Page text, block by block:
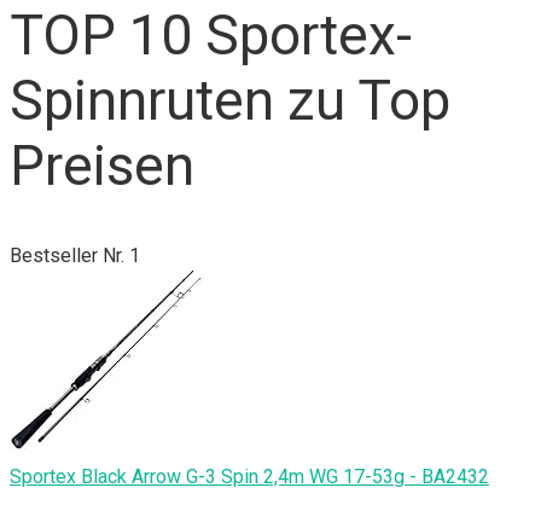
TOP 10 Sportex-
Spinnruten zu Top
Preisen
Bestseller Nr. 1
Sportex Black Arrow G-3 Spin 2,4m WG 17-53g - BA2432